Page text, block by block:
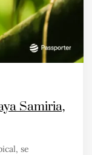
Samiria,
se